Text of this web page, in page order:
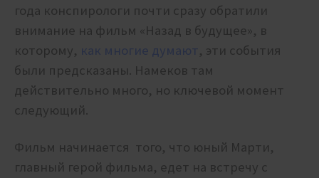
года конспирологи почти сразу обратили
внимание на фильм «Назад в будущее», в
которому, как многие думают, эти события
были предсказаны. Намеков там
действительно много, но ключевой момент
следующий.
Фильм начинается того, что юный Марти,
главный герой фильма, едет на встречу с